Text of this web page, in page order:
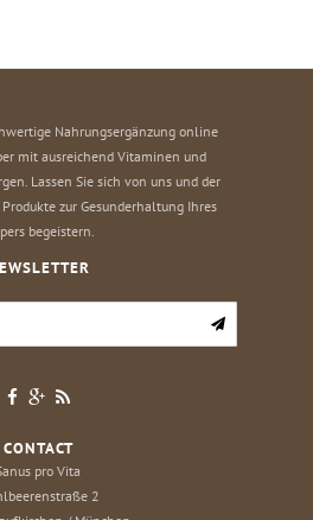
Nahrungsergänzung online
mit ausreichend Vitaminen und
Lassen Sie sich von uns und der
zur Gesunderhaltung Ihres
begeistern.
CONTACT
pro Vita
2